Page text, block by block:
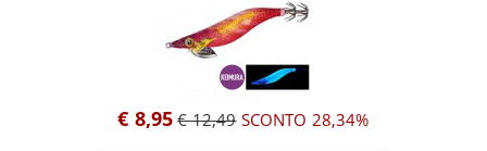
€ 8,95 € 12,49SCONTO 28,34%